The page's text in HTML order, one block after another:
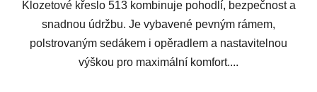
Klozetové křeslo 513 kombinuje pohodlí, bezpečnost a
snadnou údržbu. Je vybavené pevným rámem,
polstrovaným sedákem i opěradlem a nastavitelnou
výškou pro maximální komfort....